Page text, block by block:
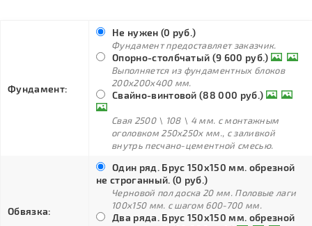
Фундамент:
Не нужен (0 руб.)
Фундамент предоставляет заказчик.
Опорно-столбчатый (9 600 руб.)
Выполняется из фундаментных блоков
200х200х400 мм.
Свайно-винтовой (88 000 руб.)
Свая 2500 \ 108 \ 4 мм. с монтажным
оголовком 250х250х мм., с заливкой
внутрь песчано-цементной смесью.
Обвязка:
Один ряд. Брус 150х150 мм. обрезной
не строганный. (0 руб.)
Черновой пол доска 20 мм. Половые лаги
100х150 мм. с шагом 600-700 мм.
Два ряда. Брус 150х150 мм. обрезной